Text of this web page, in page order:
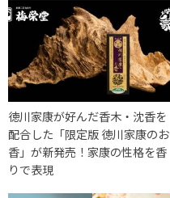
徳川家康が好んだ香木・沈香を
配合した「限定版 徳川家康のお
香」が新発売！家康の性格を香
りで表現